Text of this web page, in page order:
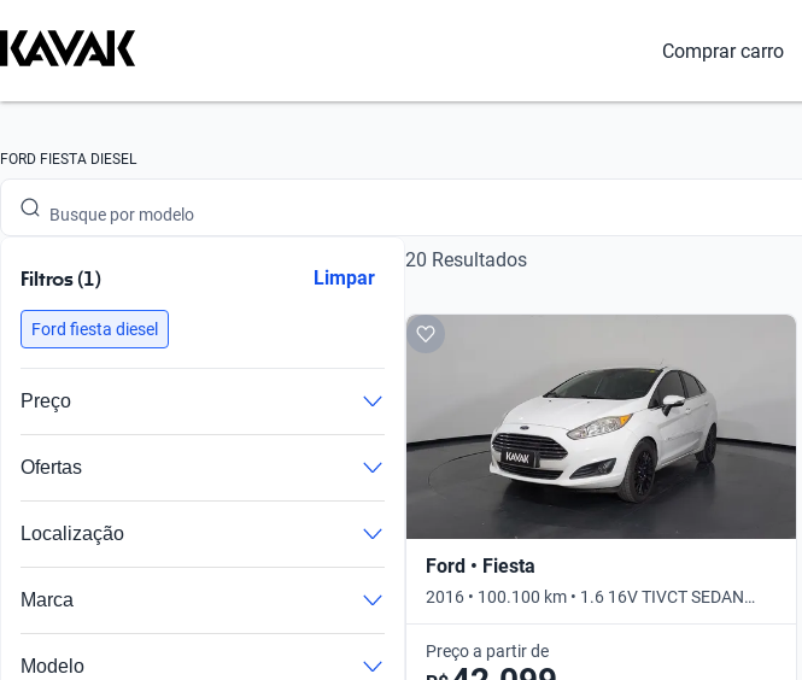
Comprar carro
FORD FIESTA DIESEL
Busque por versão
Busque por ano
Busque por marca
Busque por modelo
Busque por ano
Filtros (1) Limpar
Ford fiesta diesel
Preço
Ofertas
Localização
Marca
Modelo
20 Resultados
Ford • Fiesta
2016 • 100.100 km • 1.6 16V TIVCT SEDAN
TITANIUM PLUS PSHIFT • Automático
Preço a partir de